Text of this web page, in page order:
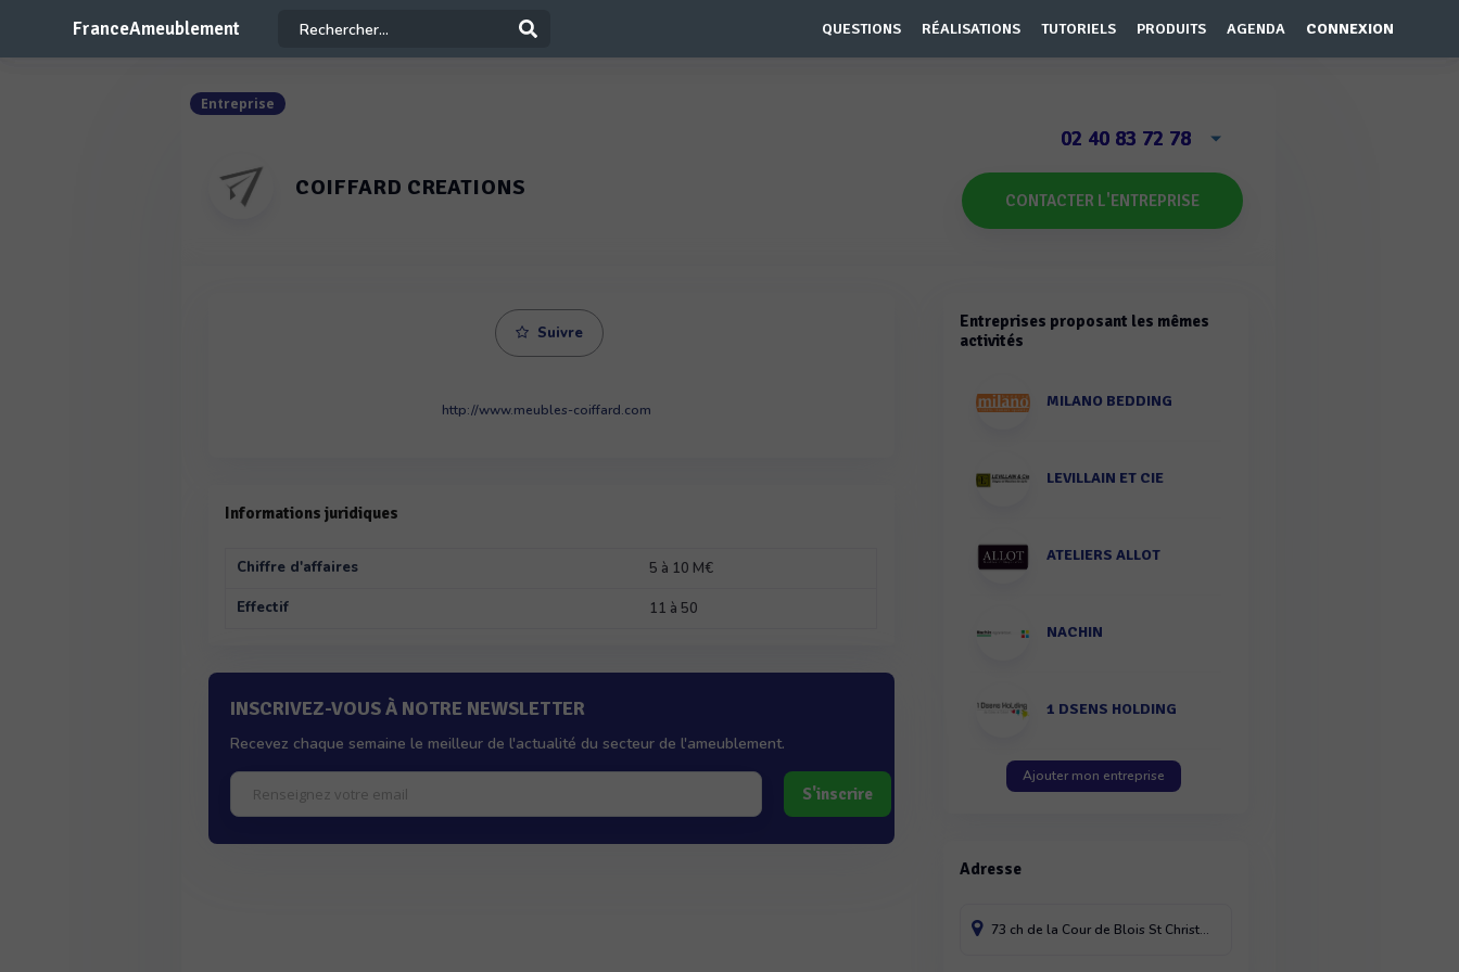
FranceAmeublement QUESTIONS RÉALISATIONS TUTORIELS PRODUITS AGENDA CONNEXION
Entreprise
COIFFARD CREATIONS
02 40 83 72 78
CONTACTER L'ENTREPRISE
Suivre
http://www.meubles-coiffard.com
Informations juridiques
Chiffre d'affaires
5 à 10 M€
Effectif
11 à 50
INSCRIVEZ-VOUS À NOTRE NEWSLETTER
Recevez chaque semaine le meilleur de l'actualité du secteur de l'ameublement.
S'inscrire
Entreprises proposant les mêmes
activités
MILANO BEDDING
LEVILLAIN ET CIE
ATELIERS ALLOT
NACHIN
1 DSENS HOLDING
Ajouter mon entreprise
Adresse
73 ch de la Cour de Blois St Christophe la Couperie